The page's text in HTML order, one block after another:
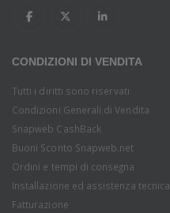
CONDIZIONI DI VENDITA
Tutti i diritti sono riservati
Condizioni Generali di Vendita
Snapweb CashBack
Buoni Sconto Snapweb.net
Ordini e tempi di consegna
Installazione ed assistenza tecnica
Fatturazione